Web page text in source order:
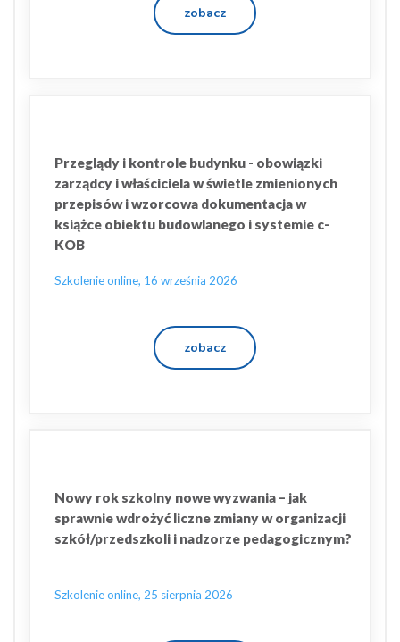
zobacz
Przeglądy i kontrole budynku - obowiązki
zarządcy i właściciela w świetle zmienionych
przepisów i wzorcowa dokumentacja w
książce obiektu budowlanego i systemie c-
KOB
Szkolenie online, 16 września 2026
zobacz
Nowy rok szkolny nowe wyzwania – jak
sprawnie wdrożyć liczne zmiany w organizacji
szkół/przedszkoli i nadzorze pedagogicznym?
Szkolenie online, 25 sierpnia 2026